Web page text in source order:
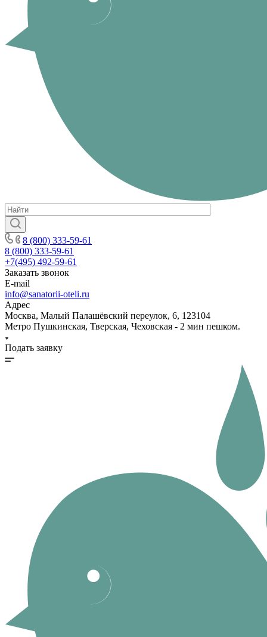
8 (800) 333-59-61
8 (800) 333-59-61
+7(495) 492-59-61
Заказать звонок
E-mail
info@sanatorii-oteli.ru
Адрес
Москва, Малый Палашёвский переулок, 6, 123104
Метро Пушкинская, Тверская, Чеховская - 2 мин пешком.
Подать заявку